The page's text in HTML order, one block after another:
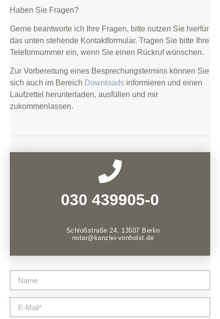
Haben Sie Fragen?
Gerne beantworte ich Ihre Fragen, bitte nutzen Sie hierfür
das unten stehende Kontaktformular. Tragen Sie bitte Ihre
Telefonnummer ein, wenn Sie einen Rückruf wünschen.
Zur Vorbereitung eines Besprechungstermins können Sie
sich auch im Bereich Downloads informieren und einen
Laufzettel herunterladen, ausfüllen und mir
zukommenlassen.
030 439905-0
Schloßstraße 24, 13507 Berlin
notar@kanzlei-vonholst.de